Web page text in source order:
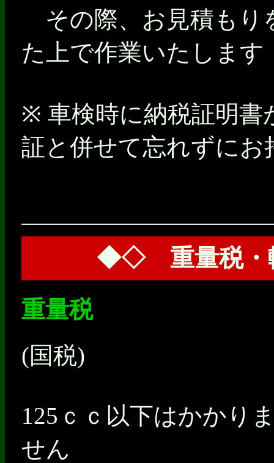
その際、お見積もり
た上で作業いたします
※ 車検時に納税証明書
証と併せて忘れずにお
◆◇ 重量税・
重量税
(国税)
125ｃｃ以下はかかり
せん